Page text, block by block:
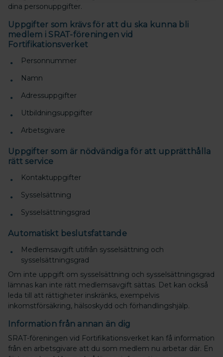
dina personuppgifter.
Uppgifter som krävs för att du ska kunna bli
medlem i SRAT-föreningen vid
Fortifikationsverket
Personnummer
Namn
Adressuppgifter
Utbildningsuppgifter
Arbetsgivare
Uppgifter som är nödvändiga för att upprätthålla
rätt service
Kontaktuppgifter
Sysselsättning
Sysselsättningsgrad
Automatiskt beslutsfattande
Medlemsavgift utifrån sysselsättning och
sysselsättningsgrad
Om inte uppgift om sysselsättning och sysselsättningsgrad
lämnas kan inte rätt medlemsavgift sättas. Det kan också
leda till att rättigheter inskränks, exempelvis
inkomstförsäkring, hälsoskydd och förhandlingshjälp.
Information från annan än dig
SRAT-föreningen vid Fortifikationsverket kan få information
från en arbetsgivare att du som medlem nu arbetar där. En